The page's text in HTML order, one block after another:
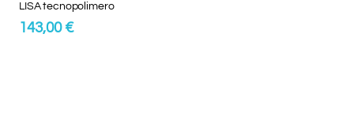
LISA tecnopolimero
143,00 €